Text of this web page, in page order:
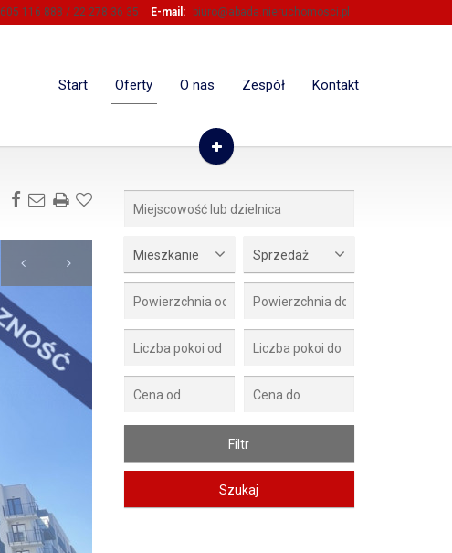
605 116 888 / 22 278 36 35 E-mail: biuro@abada.nieruchomosci.pl
Start Oferty O nas Zespół Kontakt
Mieszkanie Sprzedaż